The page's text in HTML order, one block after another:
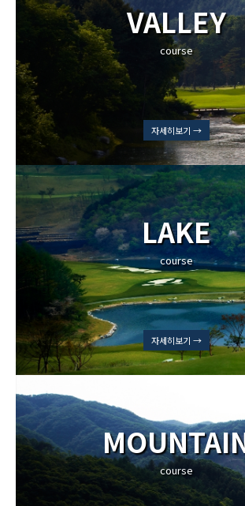
VALLEY
course
자세히보기 →
LAKE
course
자세히보기 →
course